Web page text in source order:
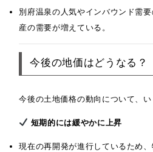
別府温泉の人気やインバウンド需
産の需要が増えている。
今後の地価はどうなる？
今後の土地価格の動向について、い
短期的には緩やかに上昇
現在の再開発が進行しているため